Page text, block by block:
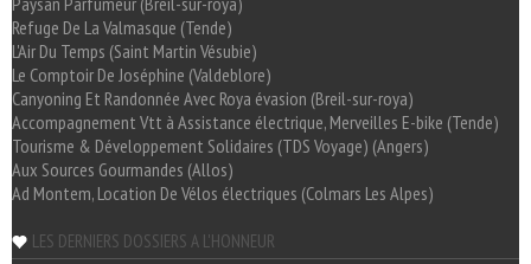
Refuge De La Valmasque (Tende)
L'Air Du Temps (Saint Martin Vésubie)
Le Comptoir De Joséphine (Valdeblore)
Canyoning Et Randonnée Avec Roya évasion (Breil-sur-roya)
Accompagnement Vtt à Assistance électrique, Merveilles E-bike (Tende)
Tourisme & Développement Solidaires (TDS Voyage) (Angers)
Aux Sources Gourmandes (Allos)
Ad Montem, Location De Vélos électriques (Colmars Les Alpes)
LES DERNIERS DOSSIERS A L'HONNEUR